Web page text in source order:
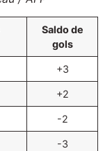
Saldo de
gols
+3
+2
-2
-3